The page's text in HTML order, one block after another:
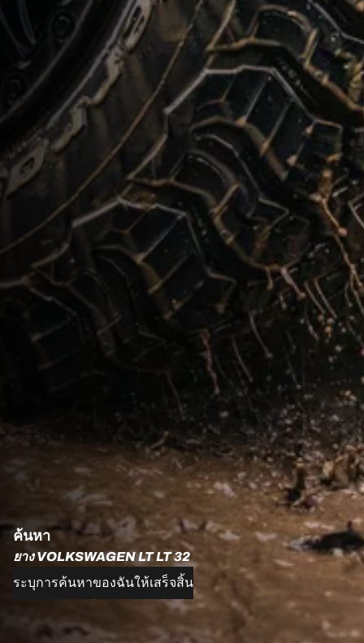
ค้นหา
ยาง VOLKSWAGEN LT LT 32
ระบุการค้นหาของฉันให้เสร็จสิ้น